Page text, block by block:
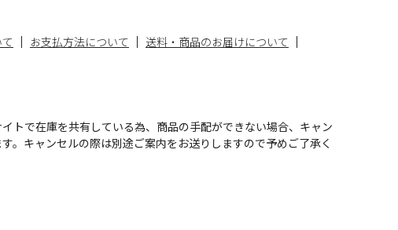
お支払方法について
送料・商品のお届けについて
トで在庫を共有している為、商品の手配ができない場合、キャン
。キャンセルの際は別途ご案内をお送りしますので予めご了承く